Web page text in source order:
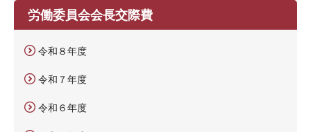
労働委員会会長交際費
令和８年度
令和７年度
令和６年度